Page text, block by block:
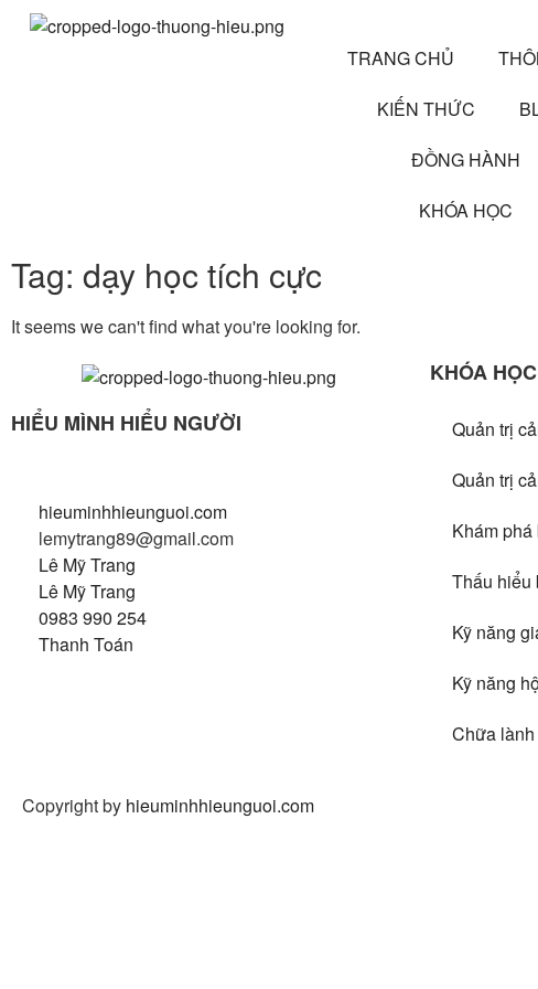
TRANG CHỦ
KIẾN THỨC
ĐỒNG HÀNH
KHÓA HỌC
Tag: dạy học tích cực
It seems we can't find what you're looking for.
HIỂU MÌNH HIỂU NGƯỜI
hieuminhhieunguoi.com
lemytrang89@gmail.com
Lê Mỹ Trang
Lê Mỹ Trang
0983 990 254
Thanh Toán
KHÓA HỌC
Quản trị
Quản trị
Khám phá
Thấu hiểu
Kỹ năng
Kỹ năng
Chữa
Copyright by hieuminhhieunguoi.com